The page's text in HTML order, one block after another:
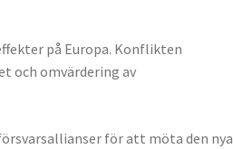
på Europa. Konflikten
och omvärdering av
för att möta den nya